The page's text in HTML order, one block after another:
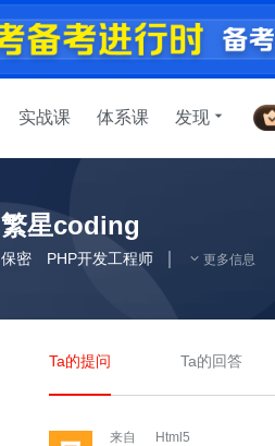
实战课 体系课 发现
繁星coding
保密 PHP开发工程师 更多信息
Ta的提问 Ta的回答
来自 Html5